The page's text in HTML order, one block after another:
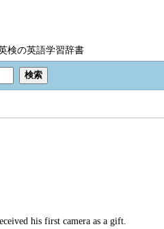
検の英語学習辞書
his first camera as a gift.